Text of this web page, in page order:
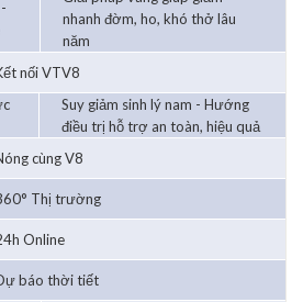
nhanh đờm, ho, khó thở lâu
năm
nối VTV8
Suy giảm sinh lý nam - Hướng
điều trị hỗ trợ an toàn, hiệu quả
cùng V8
Thị trường
Online
báo thời tiết